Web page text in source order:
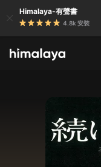
Himalaya-有聲書
4.8k 安裝